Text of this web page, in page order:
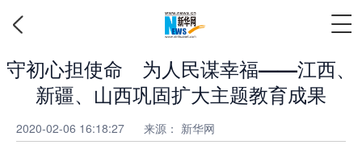
守初心担使命 为人民谋幸福——江西、
新疆、山西巩固扩大主题教育成果
2020-02-06 16:18:27 来源： 新华网